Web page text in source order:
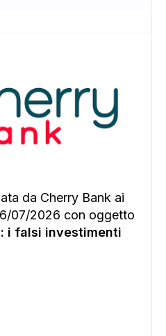
da Cherry Bank ai
07/2026 con oggetto
i falsi investimenti